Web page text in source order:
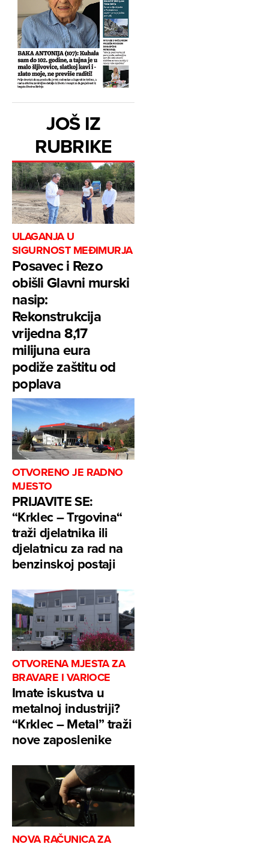
JOŠ IZ
RUBRIKE
ULAGANJA U
SIGURNOST MEĐIMURJA
Posavec i Rezo
obišli Glavni murski
nasip:
Rekonstrukcija
vrijedna 8,17
milijuna eura
podiže zaštitu od
poplava
OTVORENO JE RADNO
MJESTO
PRIJAVITE SE:
“Krklec – Trgovina“
traži djelatnika ili
djelatnicu za rad na
benzinskoj postaji
OTVORENA MJESTA ZA
BRAVARE I VARIOCE
Imate iskustva u
metalnoj industriji?
“Krklec – Metal” traži
nove zaposlenike
NOVA RAČUNICA ZA